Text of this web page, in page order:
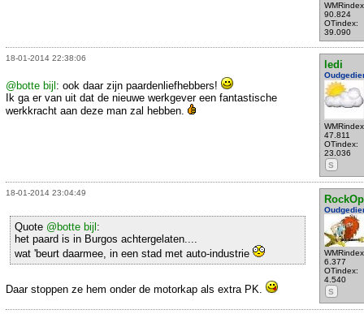
90.824
OTindex:
39.090
18-01-2014 22:38:06
ledi
47.811
OTindex:
23.036
S
@botte bijl: ook daar zijn paardenliefhebbers!
Ik ga er van uit dat de nieuwe werkgever een fantastische
werkkracht aan deze man zal hebben.
18-01-2014 23:04:49
6.377
OTindex:
4.540
S
Quote @botte bijl :
het paard is in Burgos achtergelaten....
wat 'beurt daarmee, in een stad met auto-industrie
Daar stoppen ze hem onder de motorkap als extra PK.